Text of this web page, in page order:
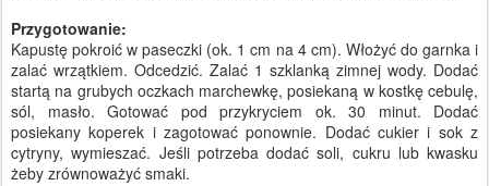
Przygotowanie:
Kapustę pokroić w paseczki (ok. 1 cm na 4 cm). Włożyć do garnka i
zalać wrzątkiem. Odcedzić. Zalać 1 szklanką zimnej wody. Dodać
startą na grubych oczkach marchewkę, posiekaną w kostkę cebulę,
sól, masło. Gotować pod przykryciem ok. 30 minut. Dodać
posiekany koperek i zagotować ponownie. Dodać cukier i sok z
cytryny, wymieszać. Jeśli potrzeba dodać soli, cukru lub kwasku
żeby zrównoważyć smaki.